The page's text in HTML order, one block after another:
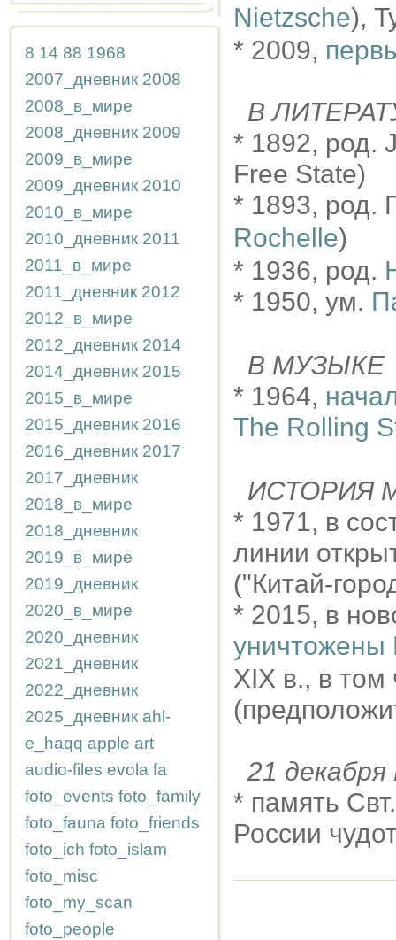
8 14 88 1968
2007_дневник 2008
2008_в_мире
2008_дневник 2009
2009_в_мире
2009_дневник 2010
2010_в_мире
2010_дневник 2011
2011_в_мире
2011_дневник 2012
2012_в_мире
2012_дневник 2014
2014_дневник 2015
2015_в_мире
2015_дневник 2016
2016_дневник 2017
2017_дневник
2018_в_мире
2018_дневник
2019_в_мире
2019_дневник
2020_в_мире
2020_дневник
2021_дневник
2022_дневник
2025_дневник ahl-
e_haqq apple art
audio-files evola fa
foto_events foto_family
foto_fauna foto_friends
foto_ich foto_islam
foto_misc
foto_my_scan
foto_people
Nietzsche),
* 2009,
В
* 1892, род.
Free State)
* 1893, род.
Rochelle)
* 1936, род.
* 1950, ум.
В МУЗЫКЕ
* 1964,
The Rolling
ИСТОРИЯ
* 1971, в
линии
("Китай-
* 2015, в
уничтожены
XIX в., в том
21
* память
России